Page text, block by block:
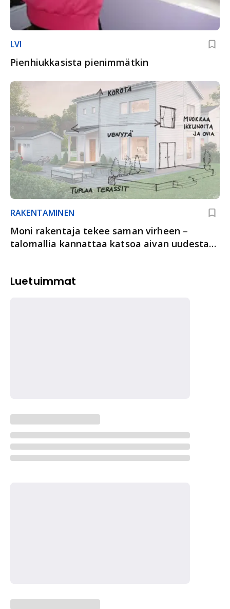
LVI
Pienhiukkasista pienimmätkin
RAKENTAMINEN
Moni rakentaja tekee saman virheen –
talomallia kannattaa katsoa aivan uudesta
Luetuimmat